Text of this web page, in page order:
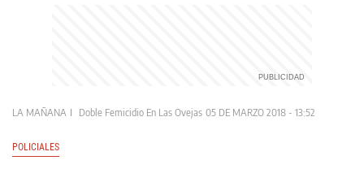
LA MAÑANA Doble Femicidio En Las Ovejas 05 DE MARZO 2018 - 13:52
POLICIALES